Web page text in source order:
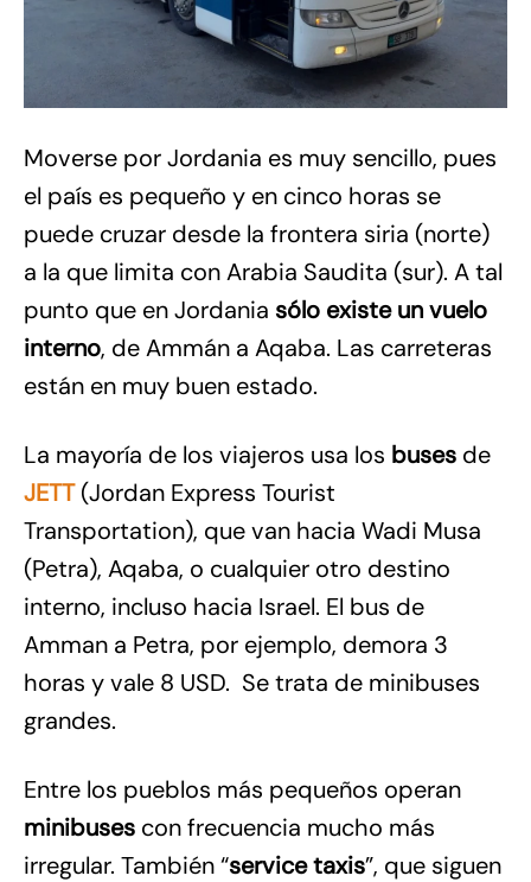
Moverse por Jordania es muy sencillo, pues
el país es pequeño y en cinco horas se
puede cruzar desde la frontera siria (norte)
a la que limita con Arabia Saudita (sur). A tal
punto que en Jordania sólo existe un vuelo
interno, de Ammán a Aqaba. Las carreteras
están en muy buen estado.
La mayoría de los viajeros usa los buses de
JETT(Jordan Express Tourist
Transportation), que van hacia Wadi Musa
(Petra), Aqaba, o cualquier otro destino
interno, incluso hacia Israel. El bus de
Amman a Petra, por ejemplo, demora 3
horas y vale 8 USD. Se trata de minibuses
grandes.
Entre los pueblos más pequeños operan
minibuses con frecuencia mucho más
irregular. También “service taxis”, que siguen